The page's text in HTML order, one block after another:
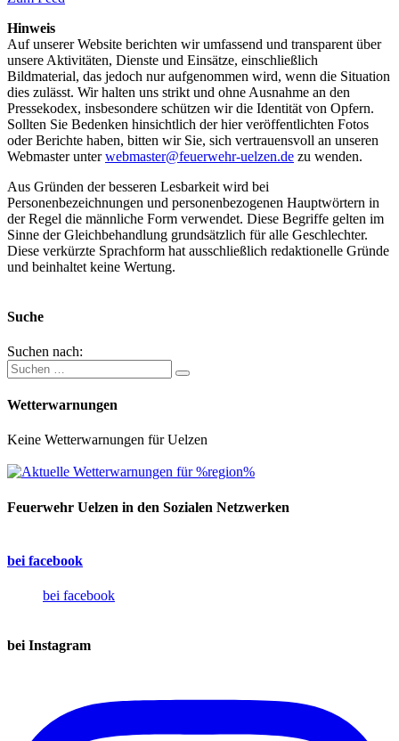
Hinweis
Auf unserer Website berichten wir umfassend und transparent über
unsere Aktivitäten, Dienste und Einsätze, einschließlich
Bildmaterial, das jedoch nur aufgenommen wird, wenn die Situation
dies zulässt. Wir halten uns strikt und ohne Ausnahme an den
Pressekodex, insbesondere schützen wir die Identität von Opfern.
Sollten Sie Bedenken hinsichtlich der hier veröffentlichten Fotos
oder Berichte haben, bitten wir Sie, sich vertrauensvoll an unseren
Webmaster unterwebmaster@feuerwehr-uelzen.de zu wenden.
Aus Gründen der besseren Lesbarkeit wird bei
Personenbezeichnungen und personenbezogenen Hauptwörtern in
der Regel die männliche Form verwendet. Diese Begriffe gelten im
Sinne der Gleichbehandlung grundsätzlich für alle Geschlechter.
Diese verkürzte Sprachform hat ausschließlich redaktionelle Gründe
und beinhaltet keine Wertung.
Suche
Suchen nach:
Wetterwarnungen
Keine Wetterwarnungen für Uelzen
Feuerwehr Uelzen in den Sozialen Netzwerken
bei facebook
bei facebook
bei Instagram